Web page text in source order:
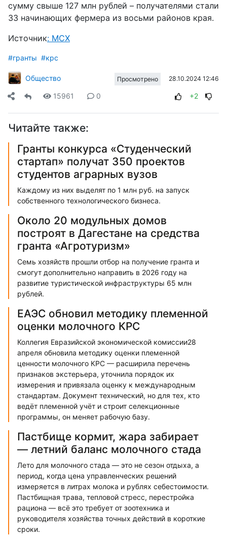
сумму свыше 127 млн рублей – получателями стали
33 начинающих фермера из восьми районов края.
Источник: МСХ
#гранты #крс
Общество Просмотрено 28.10.2024 12:46
15961 0 +2
Читайте также:
Гранты конкурса «Студенческий
стартап» получат 350 проектов
студентов аграрных вузов
Каждому из них выделят по 1 млн руб. на запуск
собственного технологического бизнеса.
Около 20 модульных домов
построят в Дагестане на средства
гранта «Агротуризм»
Семь хозяйств прошли отбор на получение гранта и
смогут дополнительно направить в 2026 году на
развитие туристической инфраструктуры 65 млн
рублей.
ЕАЭС обновил методику племенной
оценки молочного КРС
Коллегия Евразийской экономической комиссии28
апреля обновила методику оценки племенной
ценности молочного КРС — расширила перечень
признаков экстерьера, уточнила порядок их
измерения и привязала оценку к международным
стандартам. Документ технический, но для тех, кто
ведёт племенной учёт и строит селекционные
программы, он меняет рабочую базу.
Пастбище кормит, жара забирает
— летний баланс молочного стада
Лето для молочного стада — это не сезон отдыха, а
период, когда цена управленческих решений
измеряется в литрах молока и рублях себестоимости.
Пастбищная трава, тепловой стресс, перестройка
рациона — всё это требует от зоотехника и
руководителя хозяйства точных действий в короткие
сроки.